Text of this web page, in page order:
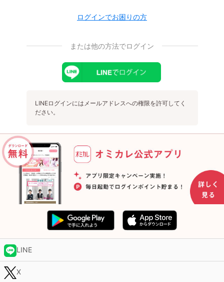
ログインでお困りの方
または他の方法でログイン
LINEログインにはメールアドレスへの権限を許可してく
ださい。
LINE
X